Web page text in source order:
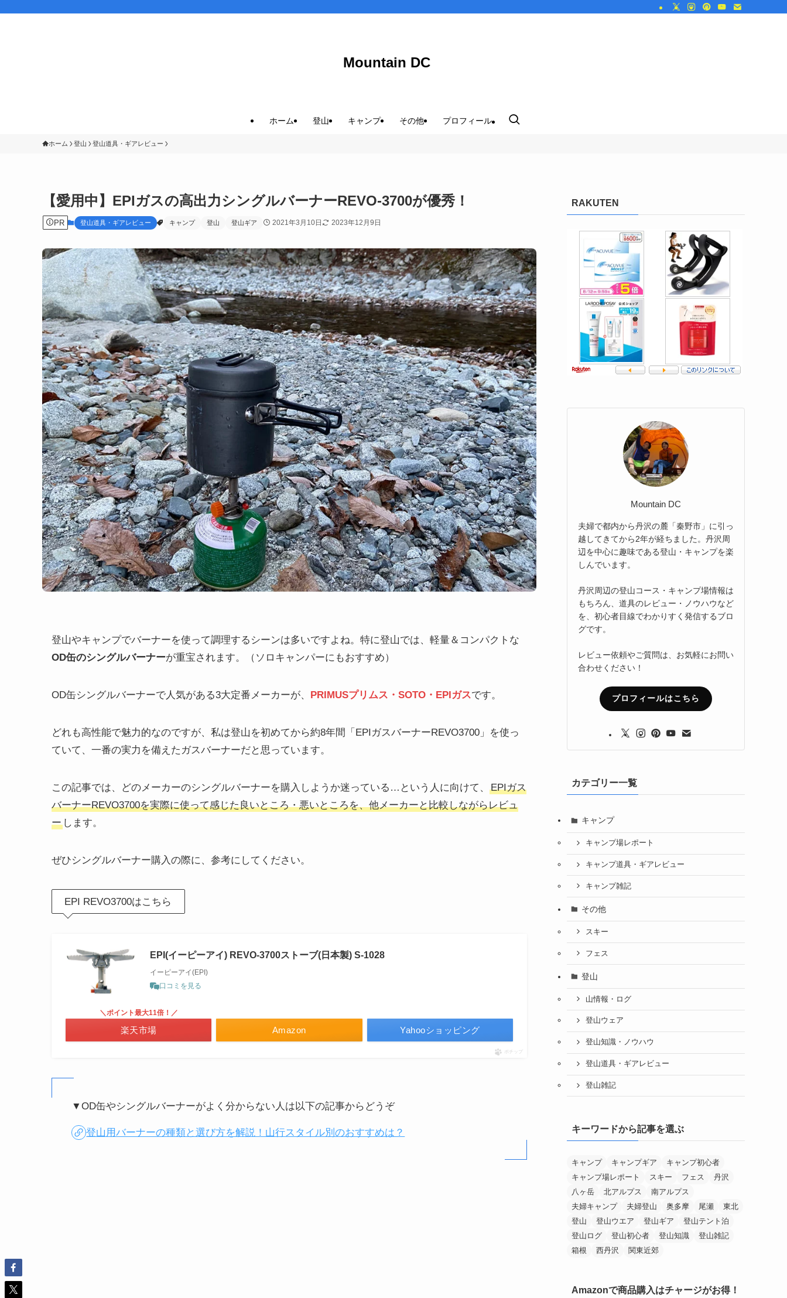
Mountain DC
ホーム 登山 キャンプ その他 プロフィール
ホーム 登山 登山道具・ギアレビュー
【愛用中】EPIガスの高出力シングルバーナーREVO-3700が優秀！
PR 登山道具・ギアレビュー キャンプ 登山 登山ギア 2021年3月10日 2023年12月9日
登山やキャンプでバーナーを使って調理するシーンは多いですよね。特に登山では、軽量＆コンパクトな
OD缶のシングルバーナーが重宝されます。（ソロキャンパーにもおすすめ）
OD缶シングルバーナーで人気がある3大定番メーカーが、 PRIMUSプリムス・SOTO・EPIガスです。
どれも高性能で魅力的なのですが、私は登山を初めてから約8年間「EPIガスバーナーREVO3700」を使っ
ていて、一番の実力を備えたガスバーナーだと思っています。
この記事では、どのメーカーのシングルバーナーを購入しようか迷っている…という人に向けて、
EPIガス
バーナーREVO3700を実際に使って感じた良いところ・悪いところを、他メーカーと比較しながらレビュ
ー します。
ぜひシングルバーナー購入の際に、参考にしてください。
EPI REVO3700はこちら
EPI(イーピーアイ) REVO-3700ストーブ(日本製) S-1028
イーピーアイ(EPI)
口コミを見る
Amazon
＼ポイント最大11倍！／
楽天市場 Yahooショッピング
ポチップ
▼OD缶やシングルバーナーがよく分からない人は以下の記事からどうぞ
登山用バーナーの種類と選び方を解説！山行スタイル別のおすすめは？
RAKUTEN
Mountain DC
夫婦で都内から丹沢の麓「秦野市」に引っ
越してきてから2年が経ちました。丹沢周
辺を中心に趣味である登山・キャンプを楽
しんでいます。
丹沢周辺の登山コース・キャンプ場情報は
もちろん、道具のレビュー・ノウハウなど
を、初心者目線でわかりすく発信するブロ
グです。
レビュー依頼やご質問は、お気軽にお問い
合わせください！
プロフィールはこちら
カテゴリー一覧
キャンプ
キャンプ場レポート
キャンプ道具・ギアレビュー
キャンプ雑記
その他
スキー
フェス
登山
山情報・ログ
登山ウェア
登山知識・ノウハウ
登山道具・ギアレビュー
登山雑記
キーワードから記事を選ぶ
キャンプ キャンプギア
キャンプ初心者
キャンプ場レポート
スキー フェス
丹沢
八ヶ岳
北アルプス
南アルプス
夫婦キャンプ
夫婦登山 奥多摩 尾瀬
東北
登山
登山ウエア 登山ギア
登山テント泊
登山ログ
登山初心者 登山知識
登山雑記
箱根
西丹沢 関東近郊
Amazonで商品購入はチャージがお得！